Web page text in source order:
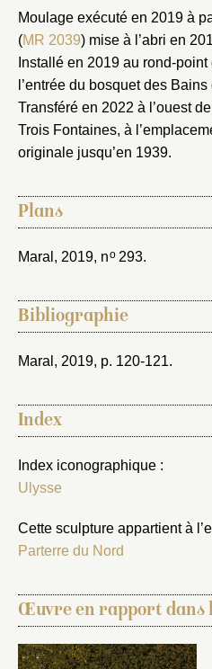
Moulage exécuté en 2019 à
(MR 2039) mise à l’abri en
Installé en 2019 au rond-
l’entrée du bosquet des Bains
Transféré en 2022 à l’ouest
Trois Fontaines, à
originale jusqu’en 1939.
Plans
Maral, 2019, no293.
Bibliographie
Maral, 2019, p. 120-121.
Index
Index iconographique :
Ulysse
Cette sculpture appartient à
Parterre du Nord
Œuvre en rapport dans
Créer et
Envoyer
Vous n'êtes pas encore inscrit ?